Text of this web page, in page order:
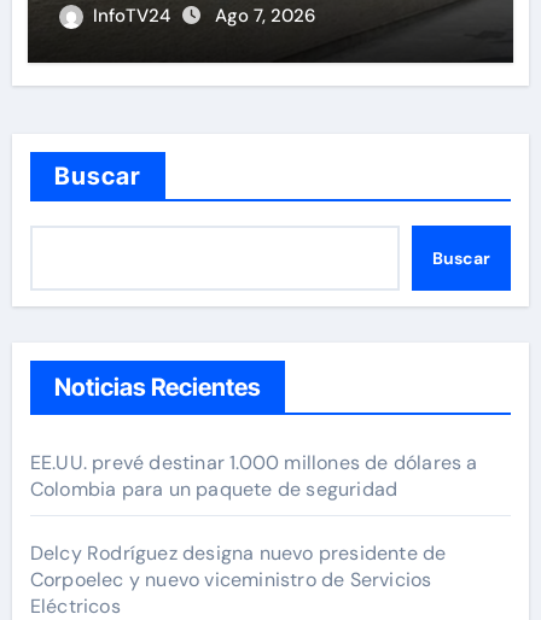
InfoTV24 Ago 7, 2026
Buscar
Buscar
Noticias Recientes
EE.UU. prevé destinar 1.000 millones de dólares a
Colombia para un paquete de seguridad
Delcy Rodríguez designa nuevo presidente de
Corpoelec y nuevo viceministro de Servicios
Eléctricos